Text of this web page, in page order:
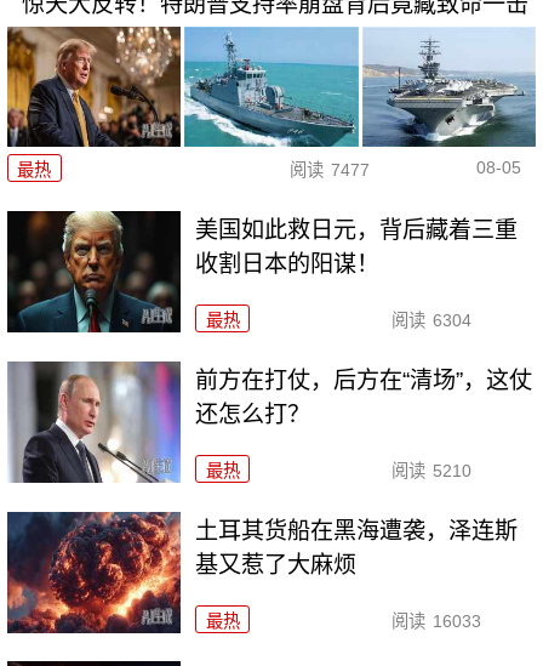
最热 阅读 7477 08-05
美国如此救日元，背后藏着三重
收割日本的阳谋！
最热 阅读 6304
前方在打仗，后方在“清场”，这仗
还怎么打？
最热 阅读 5210
土耳其货船在黑海遭袭，泽连斯
基又惹了大麻烦
最热 阅读 16033